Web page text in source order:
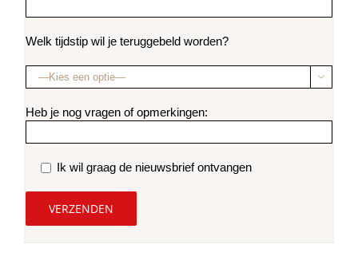
Welk tijdstip wil je teruggebeld worden?

Heb je nog vragen of opmerkingen:
Ik wil graag de nieuwsbrief ontvangen